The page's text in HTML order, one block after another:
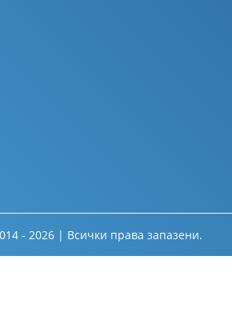
- 2026 | Всички права запазени.